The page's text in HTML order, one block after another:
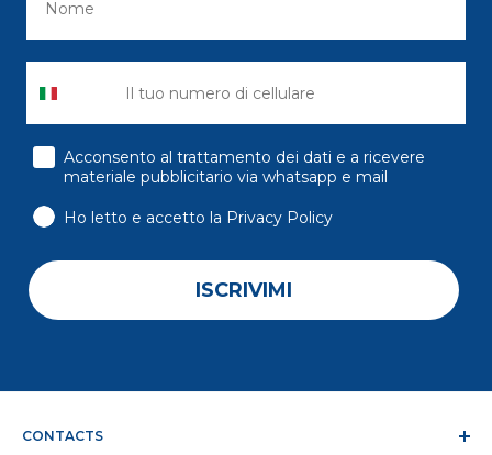
consenso
Acconsento al trattamento dei dati e a ricevere
materiale pubblicitario via whatsapp e mail
Ho letto e accetto la Privacy Policy
ISCRIVIMI
CONTACTS